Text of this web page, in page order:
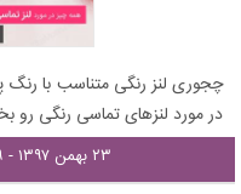
چجوری لنز رنگی متناسب با رنگ
در مورد لنزهای تماسی رنگی رو
۲۳ بهمن ۱۳۹۷ - ۱۷:۵۹